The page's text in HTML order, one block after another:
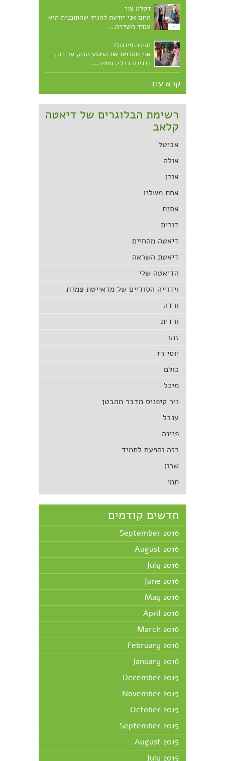
דקלה צור
היום אני יודעת להגיד שהתוכנית היא
עמוד השדרה....
חנינה פינגולד
אני מסכמת את המסע הזה, עד כה,
כנגינה בכלי. תמיד....
קרא עוד
רשימת הבלוגרים של דיאטה
קלאב
אביטל
אולה
אורן
אחת משלנו
אסנת
דורית
דיאטה מהחיים
דיאטת השראה
הדיאטה שלי
וידוייה הסודיים של מדאייטת צמרת
ורדה
ורדית
זהר
יוסי רז
כולם
מיכל
ניר קיפניס מדבר מהבטן
ענבל
פנינה
רזה והפעם לתמיד
שרון
תמי
חדשים קודמים
September 2016
August 2016
July 2016
June 2016
May 2016
April 2016
March 2016
February 2016
January 2016
December 2015
November 2015
October 2015
September 2015
August 2015
July 2015